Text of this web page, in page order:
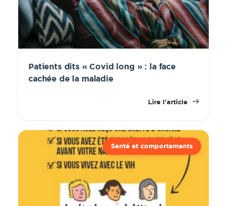
Patients dits « Covid long » : la face
cachée de la maladie
Lire l'article
Santé et comportements